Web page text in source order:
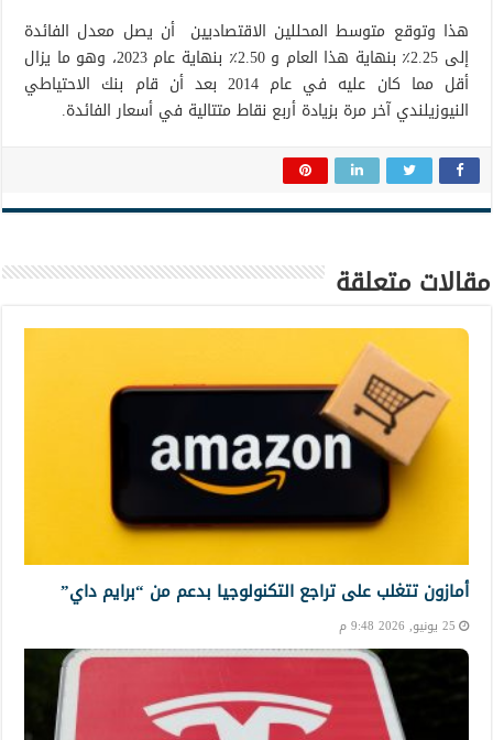
هذا وتوقع متوسط المحللين الاقتصاديين أن يصل معدل الفائدة
إلى 2.25٪ بنهاية هذا العام و 2.50٪ بنهاية عام 2023، وهو ما يزال
أقل مما كان عليه في عام 2014 بعد أن قام بنك الاحتياطي
النيوزيلندي آخر مرة بزيادة أربع نقاط متتالية في أسعار الفائدة.
مقالات متعلقة
أمازون تتغلب على تراجع التكنولوجيا بدعم من “برايم داي”
25 يونيو, 2026 9:48 م